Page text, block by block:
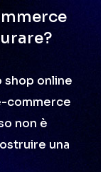
shop online
commerce
non è
una